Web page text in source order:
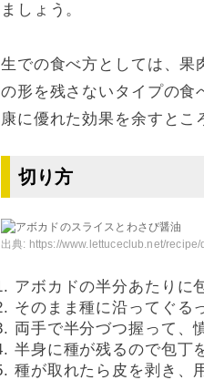
ましょう。
生での食べ方としては、果
の形を残さないタイプの食
康に優れた効果を余すとこ
切り方
出典: https://www.lettuceclub.net/
アボカドの半分あたりに
そのまま種に沿ってぐる
両手で半分づつ握って、
半身に種が残るので包丁
種が取れたら皮を剥き、